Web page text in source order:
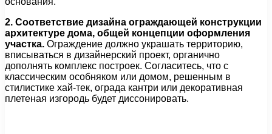
2. Соответствие дизайна ограждающей конструкции
архитектуре дома, общей концепции оформления
участка. Ограждение должно украшать территорию,
вписываться в дизайнерский проект, органично
дополнять комплекс построек. Согласитесь, что с
классическим особняком или домом, решенным в
стилистике хай-тек, ограда кантри или декоративная
плетеная изгородь будет диссонировать.